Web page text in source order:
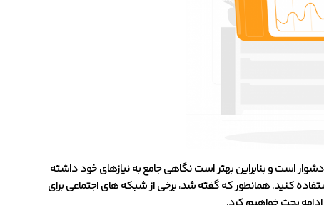
است و بنابراین بهتر است نگاهی جامع به نیازهای خود داشته
کنید. همانطور که گفته شد، برخی از شبکه های اجتماعی برای